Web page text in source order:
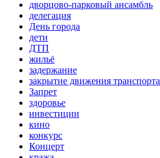
дворцово-парковый ансамбль
делегация
День города
дети
ДТП
жильё
задержание
закрытие движения транспорта
Запрет
здоровье
инвестиции
кино
конкурс
Концерт